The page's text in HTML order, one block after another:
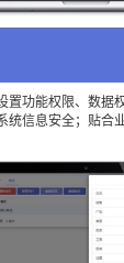
置功能权限、数据
统信息安全；贴合